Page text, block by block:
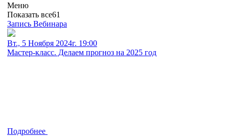
Меню
Показать все61
Запись Вебинара
Вт., 5 Ноября 2024г. 19:00
Мастер-класс. Делаем прогноз на 2025 год
Подробнее